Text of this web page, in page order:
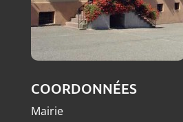
COORDONNÉES
Mairie